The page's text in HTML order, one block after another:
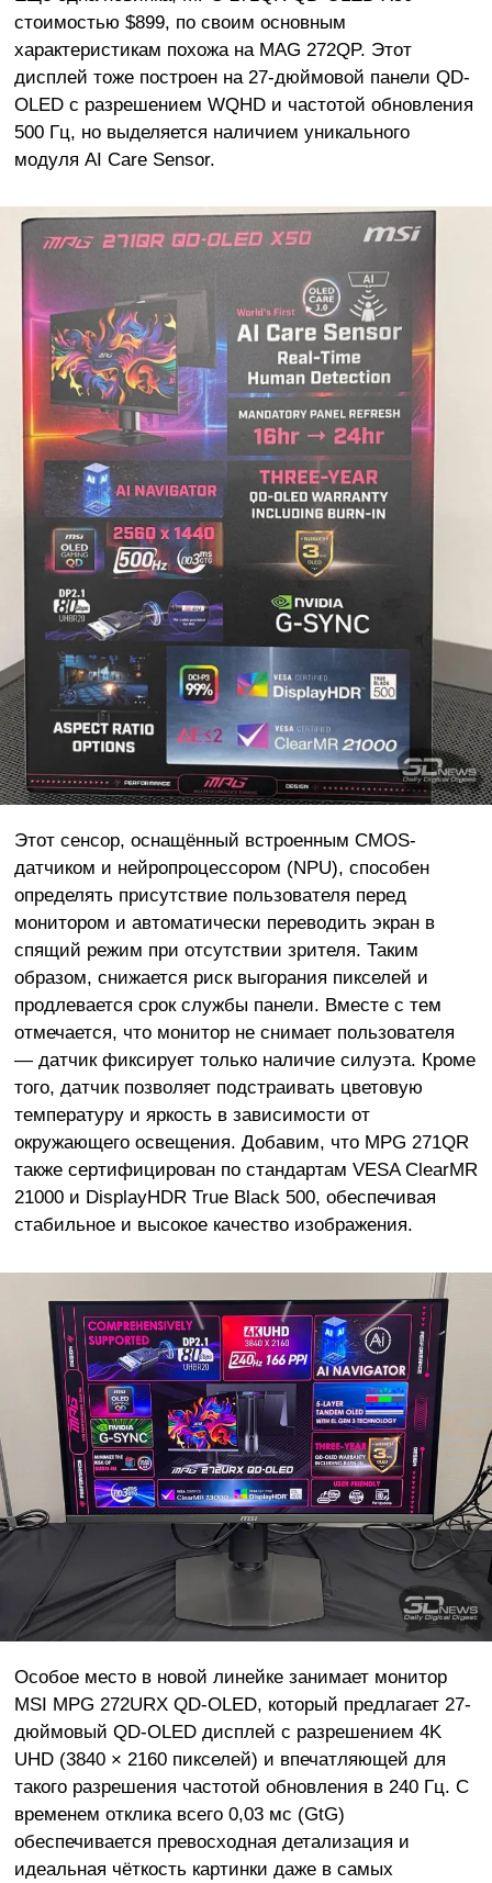
стоимостью $899, по своим основным
характеристикам похожа на MAG 272QP. Этот
дисплей тоже построен на 27-дюймовой панели QD-
OLED с разрешением WQHD и частотой обновления
500 Гц, но выделяется наличием уникального
модуля AI Care Sensor.
Этот сенсор, оснащённый встроенным CMOS-
датчиком и нейропроцессором (NPU), способен
определять присутствие пользователя перед
монитором и автоматически переводить экран в
спящий режим при отсутствии зрителя. Таким
образом, снижается риск выгорания пикселей и
продлевается срок службы панели. Вместе с тем
отмечается, что монитор не снимает пользователя
— датчик фиксирует только наличие силуэта. Кроме
того, датчик позволяет подстраивать цветовую
температуру и яркость в зависимости от
окружающего освещения. Добавим, что MPG 271QR
также сертифицирован по стандартам VESA ClearMR
21000 и DisplayHDR True Black 500, обеспечивая
стабильное и высокое качество изображения.
Особое место в новой линейке занимает монитор
MSI MPG 272URX QD-OLED, который предлагает 27-
дюймовый QD-OLED дисплей с разрешением 4K
UHD (3840 × 2160 пикселей) и впечатляющей для
такого разрешения частотой обновления в 240 Гц. С
временем отклика всего 0,03 мс (GtG)
обеспечивается превосходная детализация и
идеальная чёткость картинки даже в самых